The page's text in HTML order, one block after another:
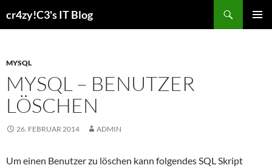
Inhalt
cr4zy!C3's IT Blog
MYSQL
MYSQL – BENUTZER
LÖSCHEN
26. FEBRUAR 2014 ADMIN
Um einen Benutzer zu löschen kann folgendes SQL Skript